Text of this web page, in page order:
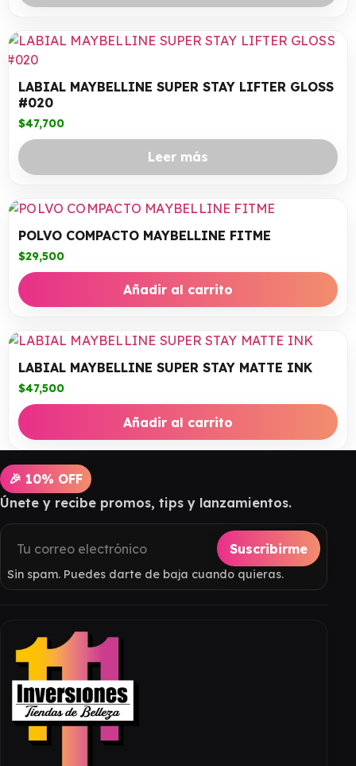
LABIAL MAYBELLINE SUPER STAY LIFTER GLOSS
#020
$47,700
Leer más
POLVO COMPACTO MAYBELLINE FITME
$29,500
Añadir al carrito
LABIAL MAYBELLINE SUPER STAY MATTE INK
$47,500
Añadir al carrito
🎉 10% OFF
Únete y recibe promos, tips y lanzamientos.
Suscribirme
Sin spam. Puedes darte de baja cuando quieras.